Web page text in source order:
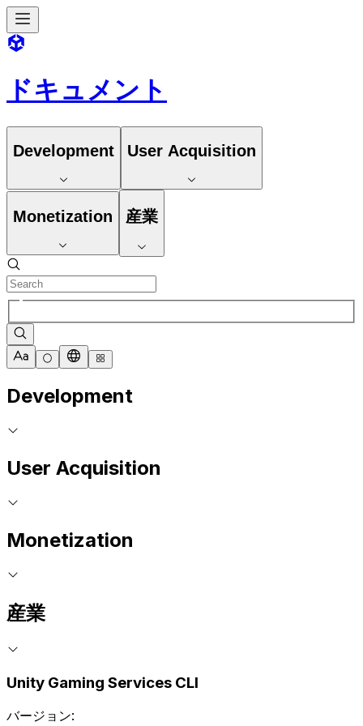
ドキュメント
Development User Acquisition
Monetization 産業
Development
User Acquisition
Monetization
産業
Unity Gaming Services CLI
バージョン: